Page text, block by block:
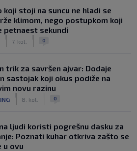
koji stoji na suncu ne hladi se
klimom, nego postupkom koji
petnaest sekundi
7. kol. 0
trik za savršen ajvar: Dodaje
sastojak koji okus podiže na
novu razinu
8. kol. 0
ljudi koristi pogrešnu dasku za
Poznati kuhar otkriva zašto se
u ovu